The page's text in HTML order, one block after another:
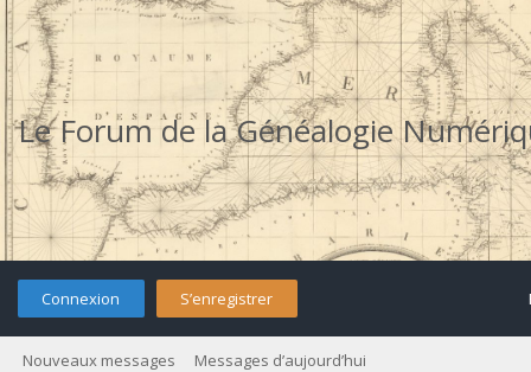
Le Forum de la Généalogie
Connexion S’enregistrer
Nouveaux messages Messages d’aujourd’hui